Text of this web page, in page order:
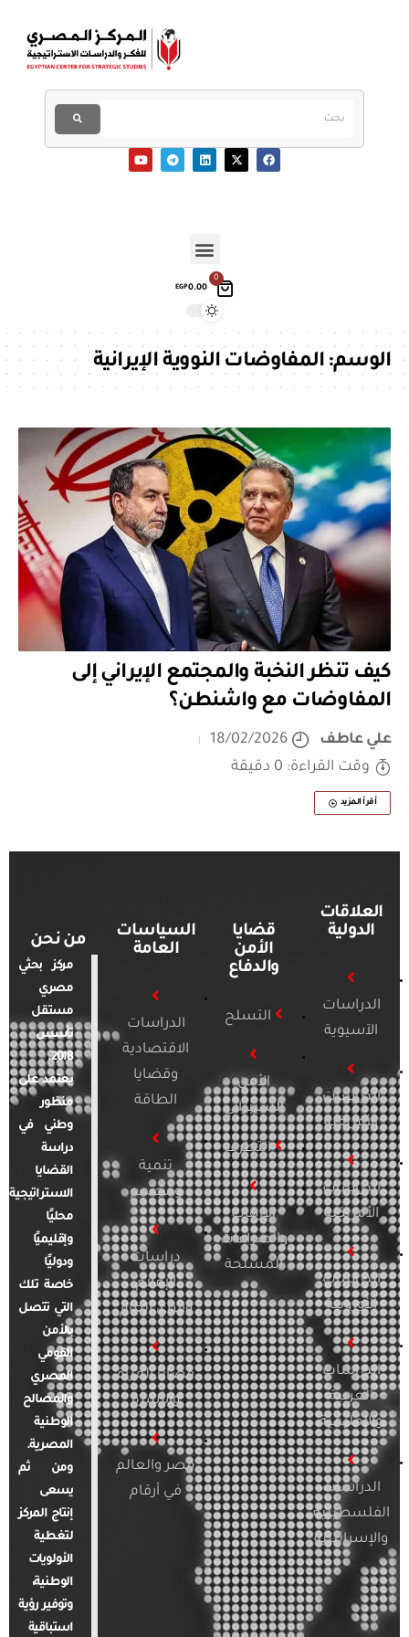
0
EGP0.00
الوسم:المفاوضات النووية الإيرانية
كيف تنظر النخبة والمجتمع الإيراني إلى
المفاوضات مع واشنطن؟
علي عاطف
18/02/2026
وقت القراءة: 0 دقيقة
أقرأ المزيد
العلاقات
الدولية
الدراسات
الآسيوية
الدراسات
الأفريقية
الدراسات
الأمريكية
الدراسات
الأوروبية
الدراسات
العربية
والإقليمية
الدراسات
الفلسطينية
والإسرائيلية
قضايا
الأمن
والدفاع
التسلح
الأمن
السيبراني
التطرف
الإرهاب
والصراعات
المسلحة
السياسات
العامة
الدراسات
الاقتصادية
وقضايا
الطاقة
تنمية
ومجتمع
دراسات
الإعلام
والرأي العام
قضايا المرأة
والأسرة
مصر والعالم
في أرقام
من نحن
مركز بحثي
مصري
مستقل
تأسس
2018.
يعتمد على
منظور
وطني في
دراسة
القضايا
الاستراتيجية
محليًا
وإقليميًا
ودوليًا
خاصة تلك
التي تتصل
بالأمن
القومي
المصري
والمصالح
الوطنية
المصرية.
ومن ثم
يسعى
إنتاج المركز
لتغطية
الأولويات
الوطنية،
وتوفير رؤية
استباقية